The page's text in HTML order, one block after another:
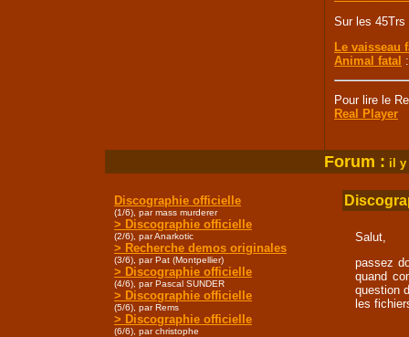
Sur les 45Trs
Le vaisseau
Animal fatal
Pour lire le
Real Player
Forum : i l
Discographie officielle
(1/6), par mass murderer
> Discographie officielle
(2/6), par Anarkotic
> Recherche demos originales
(3/6), par Pat (Montpellier)
> Discographie officielle
(4/6), par Pascal SUNDER
> Discographie officielle
(5/6), par Rems
> Discographie officielle
(6/6), par christophe
Salut,
passez
quand
question
les